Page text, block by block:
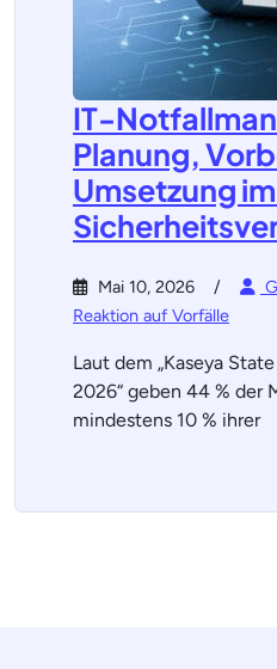
IT-
Planung,
Umsetzung
Mai 10, 2026
Reaktion auf Vorfälle
Laut dem „Kaseya
2026“ geben 44 % der
mindestens 10 % ihrer